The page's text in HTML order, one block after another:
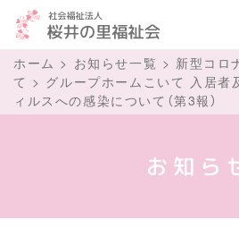
ホーム > お知らせ一覧 > 新型コロ
て > グループホームこいて 入居者
ィルスへの感染について（第3報）
お知ら